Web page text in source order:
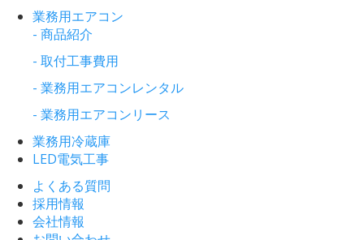
業務用エアコン
- 商品紹介
- 取付工事費用
- 業務用エアコンレンタル
- 業務用エアコンリース
業務用冷蔵庫
LED電気工事
よくある質問
採用情報
会社情報